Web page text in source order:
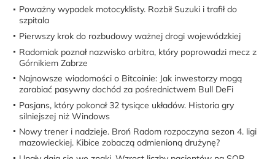
Poważny wypadek motocyklisty. Rozbił Suzuki i trafił do
szpitala
Pierwszy krok do rozbudowy ważnej drogi wojewódzkiej
Radomiak poznał nazwisko arbitra, który poprowadzi mecz z
Górnikiem Zabrze
Najnowsze wiadomości o Bitcoinie: Jak inwestorzy mogą
zarabiać pasywny dochód za pośrednictwem Bull DeFi
Pasjans, który pokonał 32 tysiące układów. Historia gry
silniejszej niż Windows
Nowy trener i nadzieje. Broń Radom rozpoczyna sezon 4. ligi
mazowieckiej. Kibice zobaczą odmienioną drużynę?